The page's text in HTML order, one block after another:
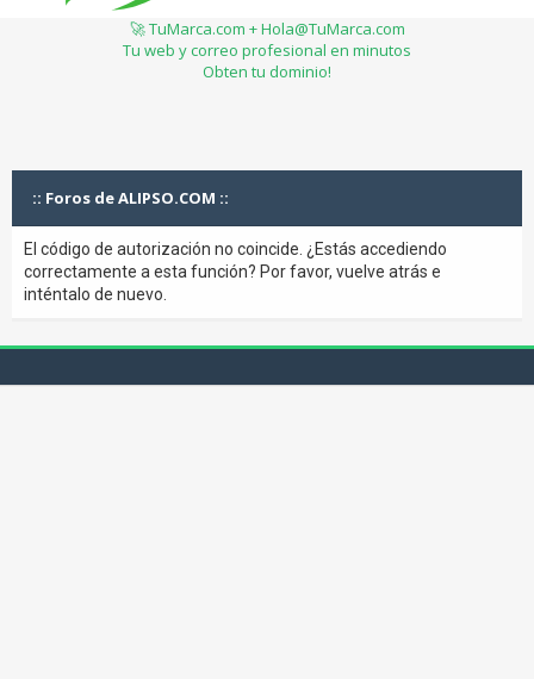
🚀 TuMarca.com + Hola@TuMarca.com
Tu web y correo profesional en minutos
Obten tu dominio!
:: Foros de ALIPSO.COM ::
El código de autorización no coincide. ¿Estás accediendo
correctamente a esta función? Por favor, vuelve atrás e
inténtalo de nuevo.